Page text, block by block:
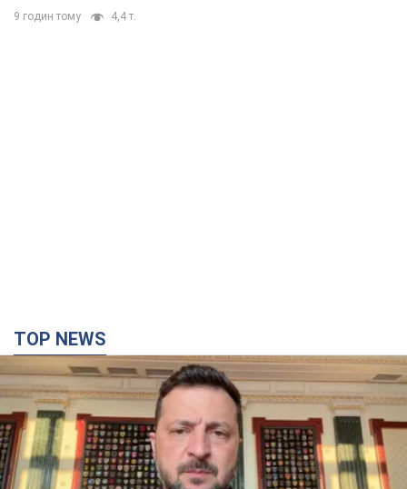
9 годин тому 4,4 т.
TOP NEWS